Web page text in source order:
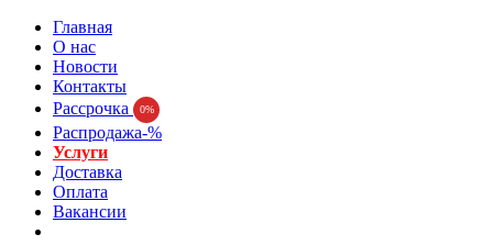
Главная
О нас
Новости
Контакты
Рассрочка
0%
Распродажа-%
Услуги
Доставка
Оплата
Вакансии